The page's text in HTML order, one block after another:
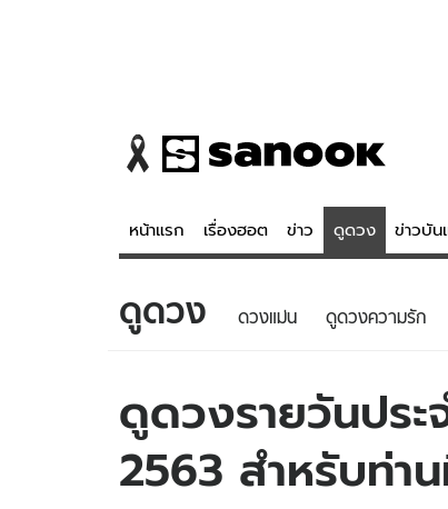
หน้าแรก เรื่องฮอต ข่าว ดูดวง ข่าวบัน
ข่าว
ข่าวบันเทิง
ข่าวกีฬา
ข่าวเศรษฐกิจ
ดูด
สถิติ
หวย
ดูดวง ดวงแม่น ดูดวงความรัก
ดูดวงรายวันประ
2563 สำหรับท่า